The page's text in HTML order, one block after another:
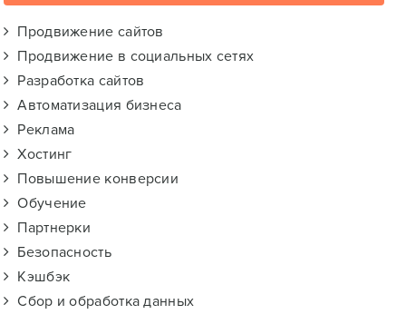
Продвижение сайтов
Продвижение в социальных сетях
Разработка сайтов
Автоматизация бизнеса
Реклама
Хостинг
Повышение конверсии
Обучение
Партнерки
Безопасность
Кэшбэк
Сбор и обработка данных